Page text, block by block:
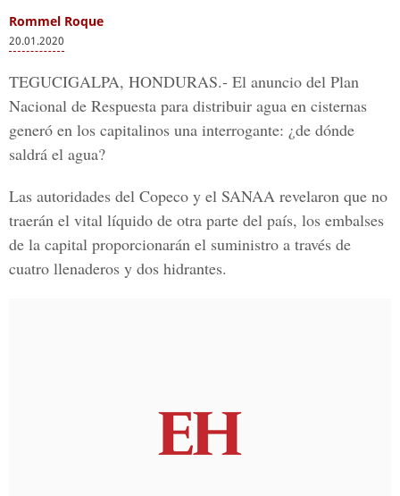
Rommel Roque
20.01.2020
TEGUCIGALPA, HONDURAS.- El anuncio del Plan
Nacional de Respuesta para distribuir agua en cisternas
generó en los capitalinos una interrogante: ¿de dónde
saldrá el agua?
Las autoridades del Copeco y el SANAA revelaron que no
traerán el vital líquido de otra parte del país, los embalses
de la capital proporcionarán el suministro a través de
cuatro llenaderos y dos hidrantes.